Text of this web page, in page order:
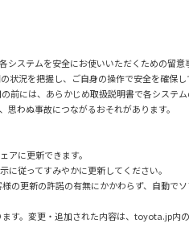
ステムを安全にお使いいただくための留意
状況を把握し、ご自身の操作で安全を確
には、あらかじめ取扱説明書で各シス
わぬ事故につながるおそれがあります。
に更新できます。
従ってすみやかに更新してください。
更新の許諾の有無にかかわらず、自動で
す。変更・追加された内容は、toyota.jp